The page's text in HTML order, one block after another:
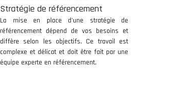
Stratégie de référencement
La mise en place d’une stratégie de
référencement dépend de vos besoins et
diffère selon les objectifs. Ce travail est
complexe et délicat et doit être fait par une
équipe experte en référencement.